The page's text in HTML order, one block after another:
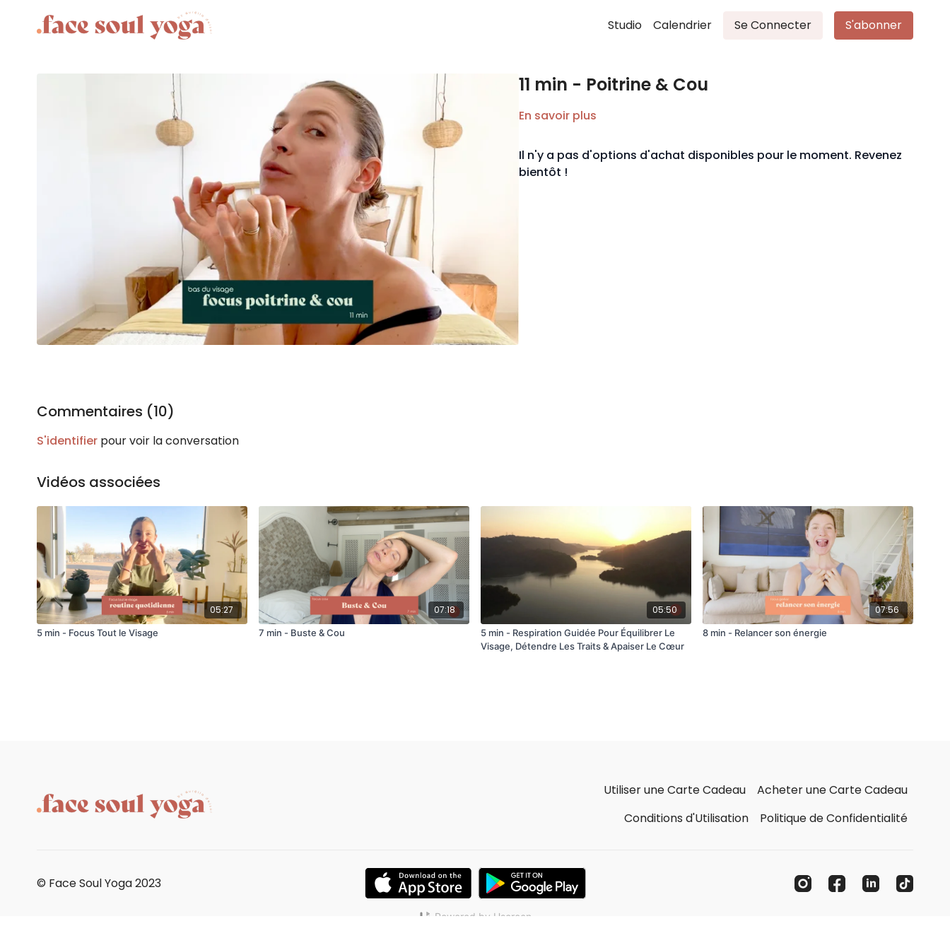
Studio Calendrier Se Connecter S'abonner
11 min - Poitrine & Cou
En savoir plus
Il n'y a pas d'options d'achat disponibles pour le moment. Revenez
bientôt !
Commentaires (10)
S'identifier pour voir la conversation
Vidéos associées
05:27
5 min - Focus Tout le Visage
07:18
7 min - Buste & Cou
05:50
5 min - Respiration Guidée Pour Équilibrer Le
Visage, Détendre Les Traits & Apaiser Le Cœur
07:56
8 min - Relancer son énergie
Utiliser une Carte Cadeau
Acheter une Carte Cadeau
Conditions d'Utilisation
Politique de Confidentialité
© Face Soul Yoga 2023
Powered by Uscreen